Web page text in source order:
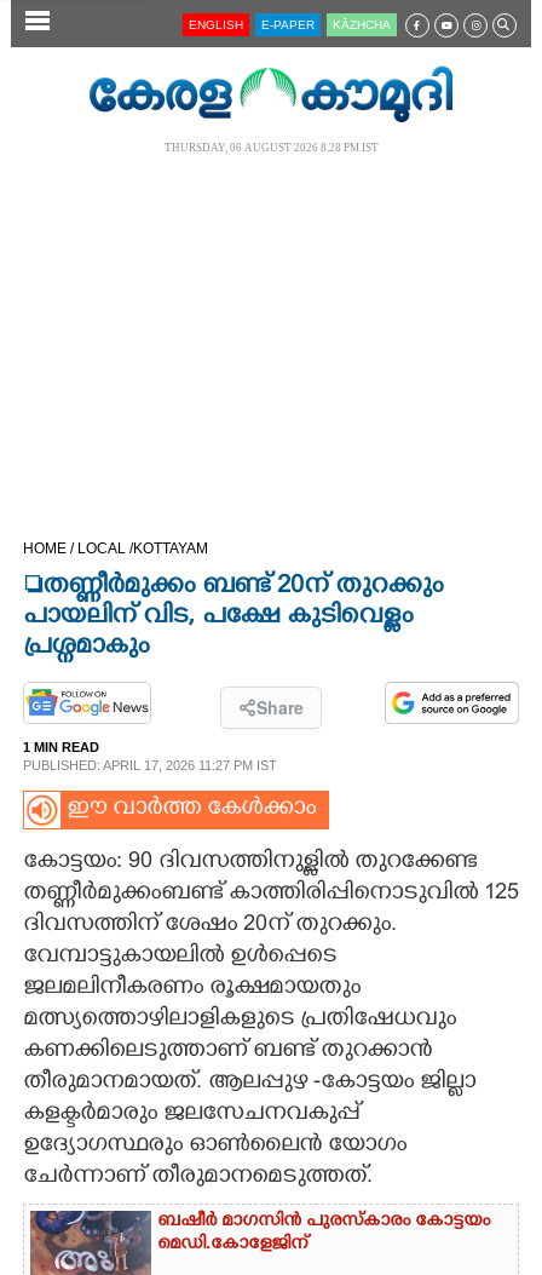
SECTIONS
OPINION
PHOTOS
LIFESTYLE
INFO+
ART
ASTRO
CARTOONS
ZOOM
ENGLISH E-PAPER KĀZHCHA
THURSDAY, 06 AUGUST 2026 8.28 PM IST
HOME / LOCAL /KOTTAYAM
തണ്ണീർമുക്കം ബണ്ട് 20ന് തുറക്കും
പായലിന് വിട, പക്ഷേ കുടിവെള്ളം
പ്രശ്നമാകും
Share
1 MIN READ
PUBLISHED: APRIL 17, 2026 11:27 PM IST
ഈ വാർത്ത കേൾക്കാം
കോട്ടയം: 90 ദിവസത്തിനുള്ളിൽ തുറക്കേണ്ട
തണ്ണീർമുക്കംബണ്ട് കാത്തിരിപ്പിനൊടുവിൽ 125
ദിവസത്തിന് ശേഷം 20ന് തുറക്കും.
വേന്പാട്ടുകായലിൽ ഉൾപ്പെടെ
ജലമലിനീകരണം രൂക്ഷമായതും
മത്സ്യത്തൊഴിലാളികളുടെ പ്രതിഷേധവും
കണക്കിലെടുത്താണ് ബണ്ട് തുറക്കാൻ
തീരുമാനമായത്. ആലപ്പുഴ -കോട്ടയം ജില്ലാ
കളക്ടർമാരും ജലസേചനവകുപ്പ്
ഉദ്യോഗസ്ഥരും ഓൺലൈൻ യോഗം
ചേർന്നാണ് തീരുമാനമെടുത്തത്.
ബഷീർ മാഗസിൻ പുരസ്കാരം കോട്ടയം
മെഡി.കോളേജിന്